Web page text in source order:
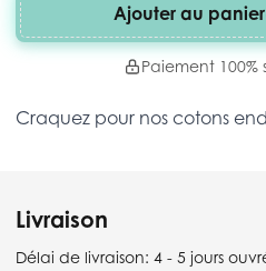
Ajouter au panier
Paiement 100%
Craquez pour nos cotons
Livraison
Délai de livraison: 4 - 5 jours